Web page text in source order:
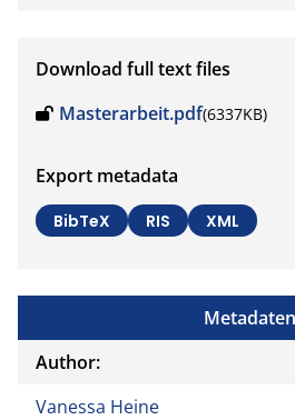
Download full text files
Masterarbeit.pdf(6337KB)
Export metadata
BibTeX RIS XML
Metadaten
Author:
Vanessa Heine